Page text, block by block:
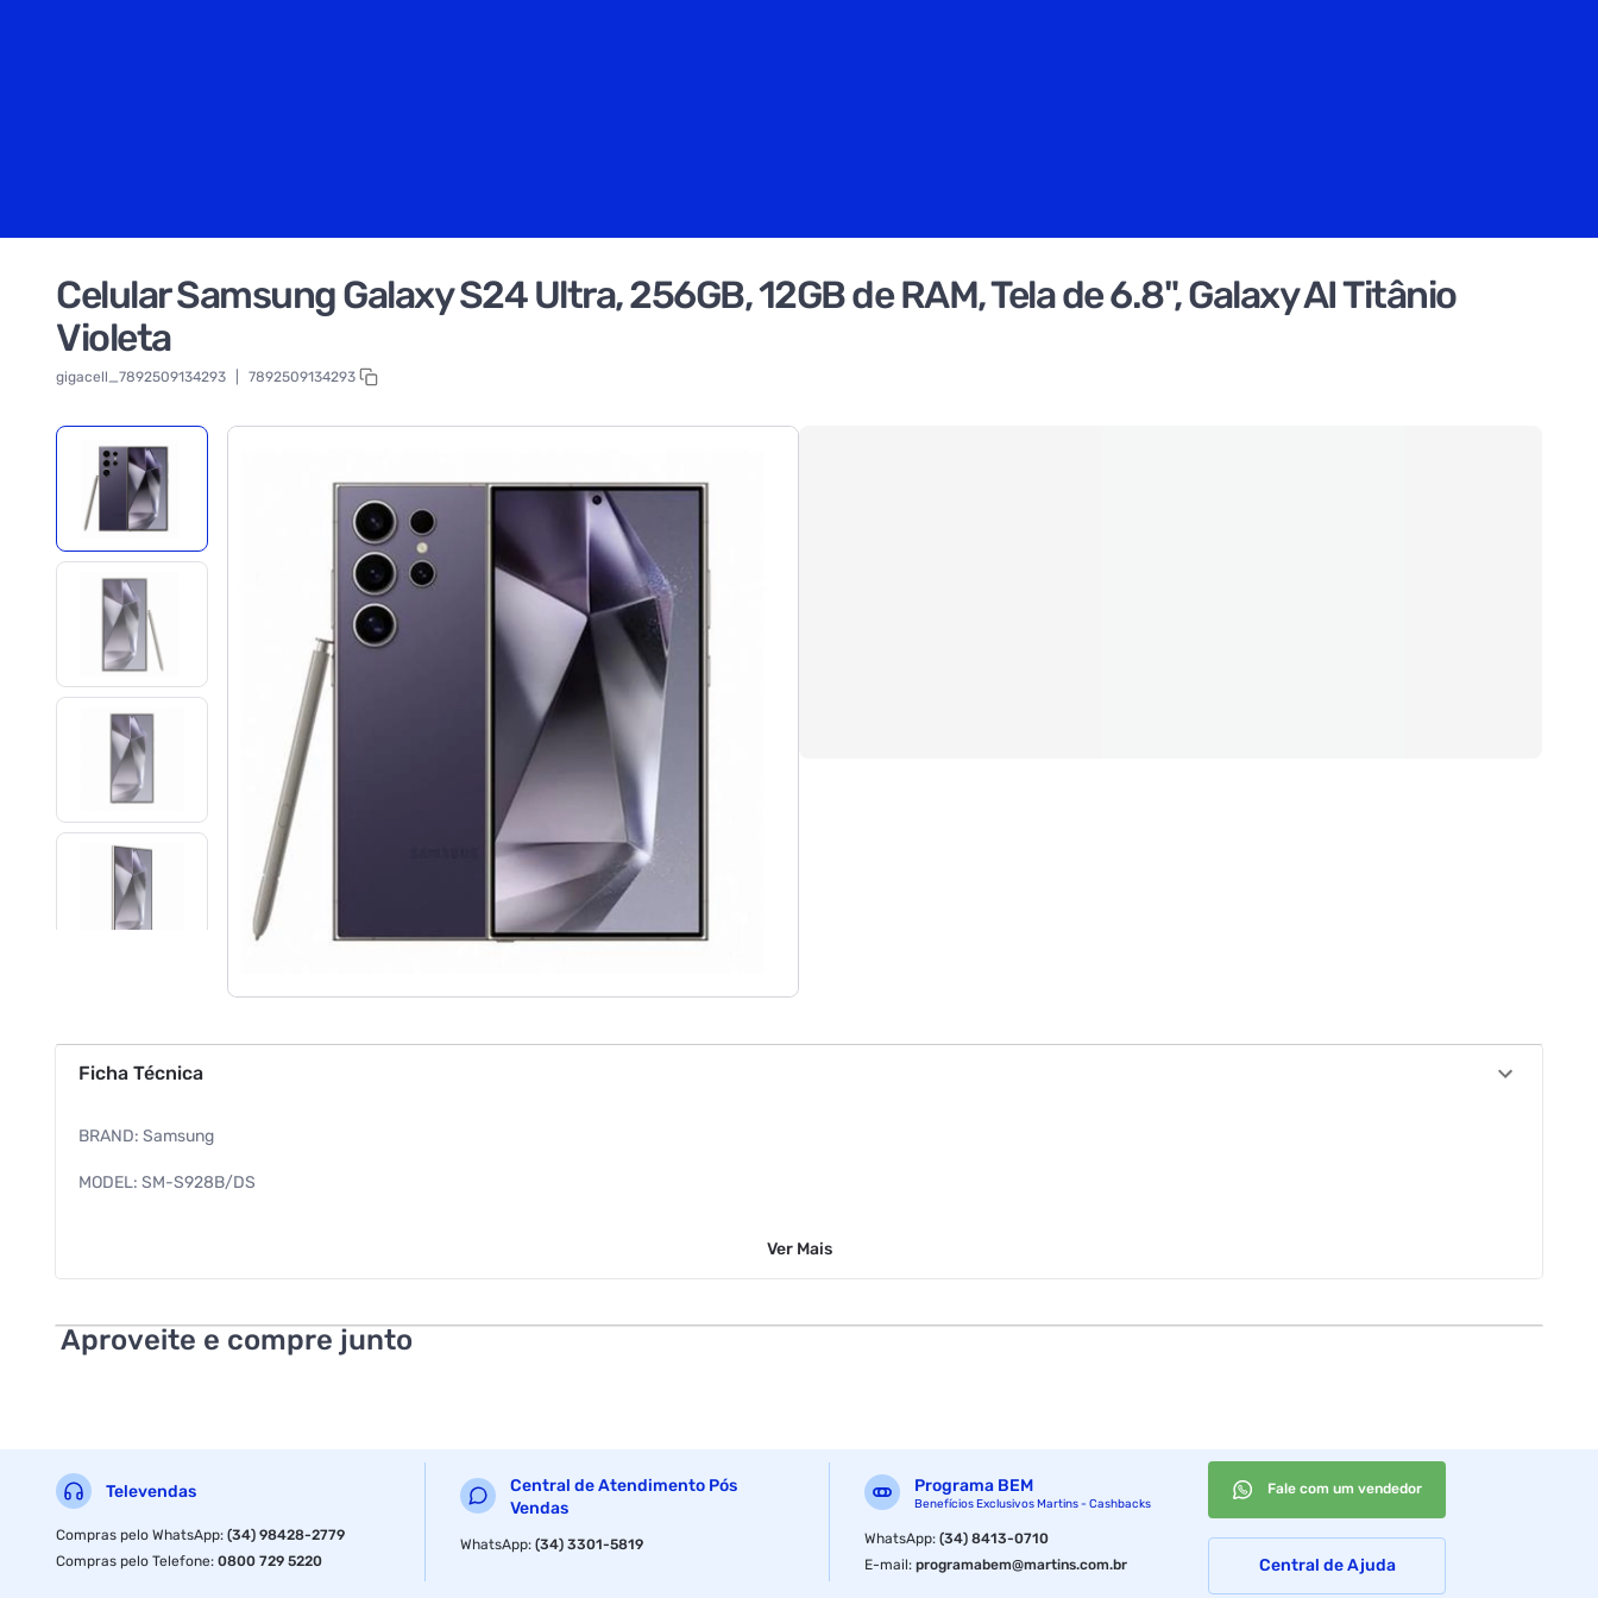
Celular Samsung Galaxy S24 Ultra, 256GB, 12GB de RAM, Tela de 6.8", Galaxy AI Titânio
Violeta
gigacell_7892509134293 7892509134293
Ficha Técnica
BRAND: Samsung
MODEL: SM-S928B/DS
Garantia: 12
Resolução da tela: 1440 x 3120 (QHD+)
Com leitor de impressão digital: Sim
Ver Mais
Aproveite e compre junto
Televendas
Compras pelo WhatsApp:(34) 98428-2779
Compras pelo Telefone:0800 729 5220
Central de Atendimento Pós
Vendas
WhatsApp:(34) 3301-5819
Programa BEM
Benefícios Exclusivos Martins - Cashbacks
WhatsApp:(34) 8413-0710
E-mail:programabem@martins.com.br
Fale com um vendedor
Central de Ajuda